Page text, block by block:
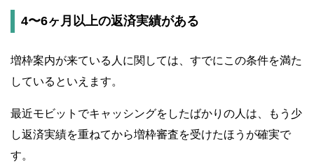
4〜6ヶ月以上の返済実績がある
増枠案内が来ている人に関しては、すでにこの条件を満た
しているといえます。
最近モビットでキャッシングをしたばかりの人は、もう少
し返済実績を重ねてから増枠審査を受けたほうが確実で
す。